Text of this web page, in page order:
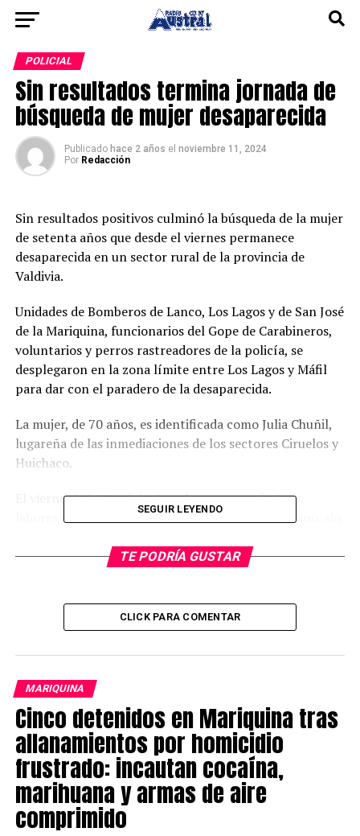
POLICIAL
Sin resultados termina jornada de
búsqueda de mujer desaparecida
Publicado hace 2 años el noviembre 11, 2024
Por Redacción
Sin resultados positivos culminó la búsqueda de la mujer
de setenta años que desde el viernes permanece
desaparecida en un sector rural de la provincia de
Valdivia.
Unidades de Bomberos de Lanco, Los Lagos y de San José
de la Mariquina, funcionarios del Gope de Carabineros,
voluntarios y perros rastreadores de la policía, se
desplegaron en la zona límite entre Los Lagos y Máfil
para dar con el paradero de la desaparecida.
La mujer, de 70 años, es identificada como Julia Chuñil,
lugareña de las inmediaciones de los sectores Ciruelos y
Huichaco.
El viernes habría salido de su hogar para efectuar
labores de cuidado de animales en un fundo cercano, sin
El fin de semana comenzaron las labores de búsqueda de
Bomberos de Máfil y Los Lagos.
dificultado la búsqueda hasta ahora. Las labores de
rastreo continuarán este marte en la zona.
Post Views: 735
TAGS
SIGUIENTE
Valdivia se consagra campeona en el Nacional de Remo
de Asociaciones 2024
SEGUIR LEYENDO
TE PODRÍA GUSTAR
CLICK PARA COMENTAR
MARIQUINA
Cinco detenidos en Mariquina tras
allanamientos por homicidio
frustrado: incautan cocaína,
marihuana y armas de aire
comprimido